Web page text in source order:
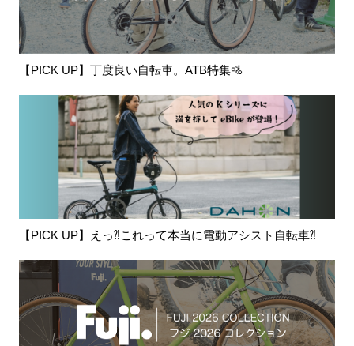
【PICK UP】丁度良い自転車。ATB特集🚵
【PICK UP】えっ⁈これって本当に電動アシスト自転車⁈